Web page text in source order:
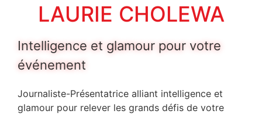
LAURIE CHOLEWA
Intelligence et glamour pour votre
événement
Journaliste-Présentatrice alliant intelligence et
glamour pour relever les grands défis de votre